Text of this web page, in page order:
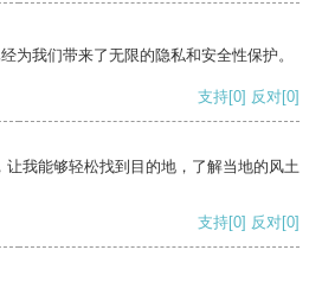
为我们带来了无限的隐私和安全性保护。
支持[0] 反对[0]
让我能够轻松找到目的地，了解当地的风土
支持[0] 反对[0]